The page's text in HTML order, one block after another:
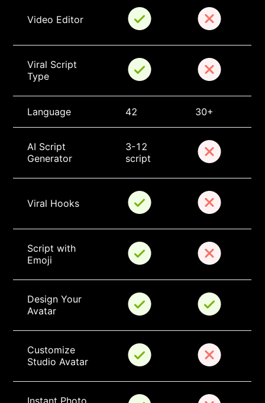
Video Editor
Viral Script
Type
Language 42 30+
AI Script
Generator
3-12
script
Viral Hooks
Script with
Emoji
Design Your
Avatar
Customize
Studio Avatar
Instant Photo